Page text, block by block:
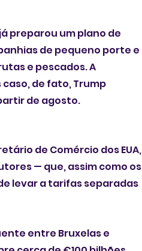
preparou um plano de
de pequeno porte e
e pescados. A
de fato, Trump
de agosto.
de Comércio dos EUA,
— que, assim como os
levar a tarifas separadas
entre Bruxelas e